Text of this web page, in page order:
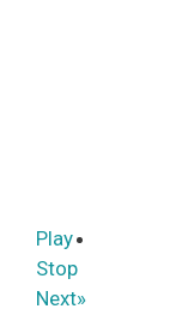
Play
Stop
Next»